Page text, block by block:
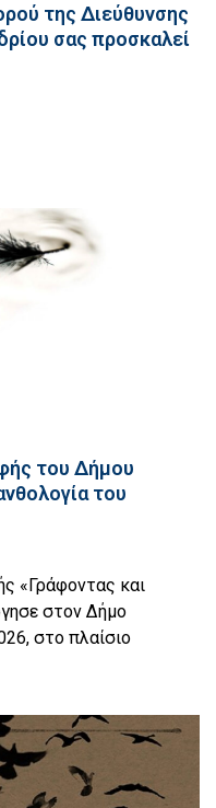
της Διεύθυνσης
σας προσκαλεί
του Δήμου
του
«Γράφοντας και
στον Δήμο
στο πλαίσιο